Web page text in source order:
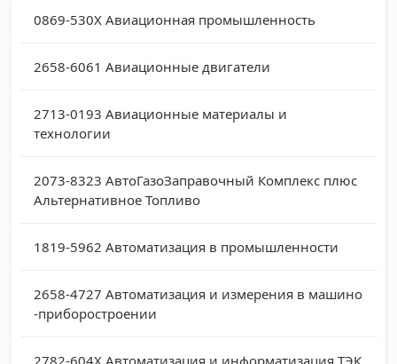
0869-530X Авиационная промышленность
2658-6061 Авиационные двигатели
2713-0193 Авиационные материалы и
технологии
2073-8323 АвтоГазоЗаправочный Комплекс плюс
Альтернативное Топливо
1819-5962 Автоматизация в промышленности
2658-4727 Автоматизация и измерения в машино
-приборостроении
2782-604X Автоматизация и информатизация ТЭК